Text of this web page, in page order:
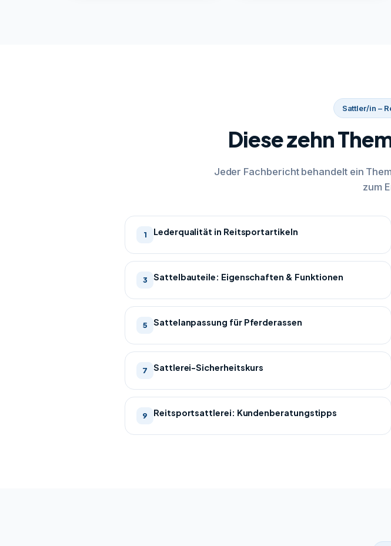
Sattler/in –
Diese zehn
Jeder Fachbericht behandelt ein
zum
1 Lederqualität in Reitsportartikeln
3 Sattelbauteile: Eigenschaften & Funktionen
5 Sattelanpassung für Pferderassen
7 Sattlerei-Sicherheitskurs
9 Reitsportsattlerei: Kundenberatungstipps